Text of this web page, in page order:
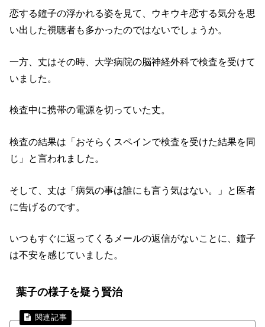
恋する鐘子の浮かれる姿を見て、ウキウキ恋する気分を思
い出した視聴者も多かったのではないでしょうか。
一方、丈はその時、大学病院の脳神経外科で検査を受けて
いました。
検査中に携帯の電源を切っていた丈。
検査の結果は「おそらくスペインで検査を受けた結果を同
じ」と言われました。
そして、丈は「病気の事は誰にも言う気はない。」と医者
に告げるのです。
いつもすぐに返ってくるメールの返信がないことに、鐘子
は不安を感じていました。
葉子の様子を疑う賢治